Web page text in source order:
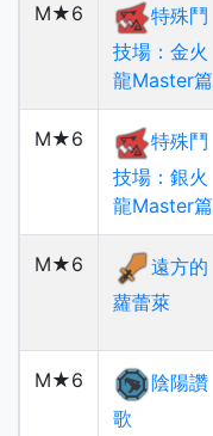
M★6
特殊鬥
技場：金火
龍Master篇
M★6
特殊鬥
技場：銀火
龍Master篇
M★6
遠方的
蘿蕾萊
M★6
陰陽讚
歌